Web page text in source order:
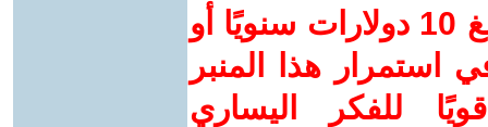
ساهم/ي معنا! بدعمكم بمبلغ 10 دولارات سنويًا أو
استمرار هذا المنبر
للفكر اليساري